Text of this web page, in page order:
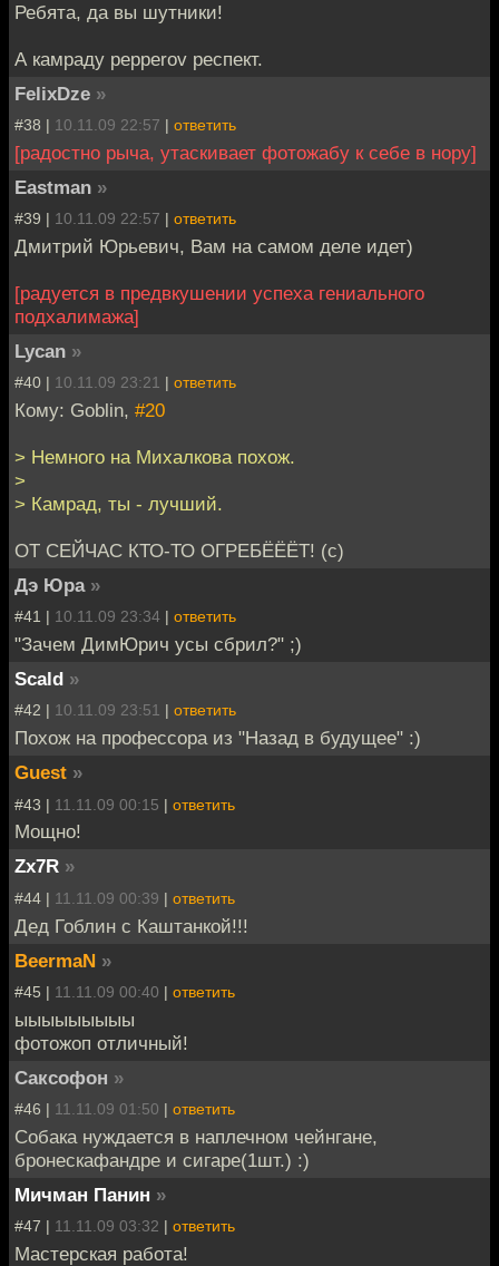
Ребята, да вы шутники!
А камраду pepperov респект.
FelixDze »
#38 | 10.11.09 22:57 | ответить
[радостно рыча, утаскивает фотожабу к себе в нору]
Eastman »
#39 | 10.11.09 22:57 | ответить
Дмитрий Юрьевич, Вам на самом деле идет)
[радуется в предвкушении успеха гениального
подхалимажа]
Lycan »
#40 | 10.11.09 23:21 | ответить
Кому: Goblin, #20
> Немного на Михалкова похож.
>
> Камрад, ты - лучший.
ОТ СЕЙЧАС КТО-ТО ОГРЕБЁЁЁТ! (с)
Дэ Юра »
#41 | 10.11.09 23:34 | ответить
"Зачем ДимЮрич усы сбрил?" ;)
Scald »
#42 | 10.11.09 23:51 | ответить
Похож на профессора из "Назад в будущее" :)
Guest »
#43 | 11.11.09 00:15 | ответить
Мощно!
Zx7R »
#44 | 11.11.09 00:39 | ответить
Дед Гоблин с Каштанкой!!!
BeermaN »
#45 | 11.11.09 00:40 | ответить
ыыыыыыыыы
фотожоп отличный!
Саксофон »
#46 | 11.11.09 01:50 | ответить
Собака нуждается в наплечном чейнгане,
бронескафандре и сигаре(1шт.) :)
Мичман Панин »
#47 | 11.11.09 03:32 | ответить
Мастерская работа!